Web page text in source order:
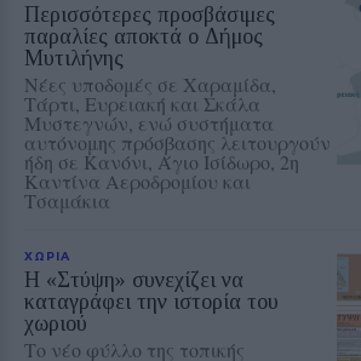
Περισσότερες προσβάσιμες
παραλίες αποκτά ο Δήμος
Μυτιλήνης
Νέες υποδομές σε Χαραμίδα,
Τάρτι, Ευρειακή και Σκάλα
Μυστεγνών, ενώ συστήματα
αυτόνομης πρόσβασης λειτουργούν
ήδη σε Κανόνι, Άγιο Ισίδωρο, 2η
Καντίνα Αεροδρομίου και
Τσαμάκια
ΧΩΡΙΑ
Η «Στύψη» συνεχίζει να
καταγράφει την ιστορία του
χωριού
Το νέο φύλλο της τοπικής